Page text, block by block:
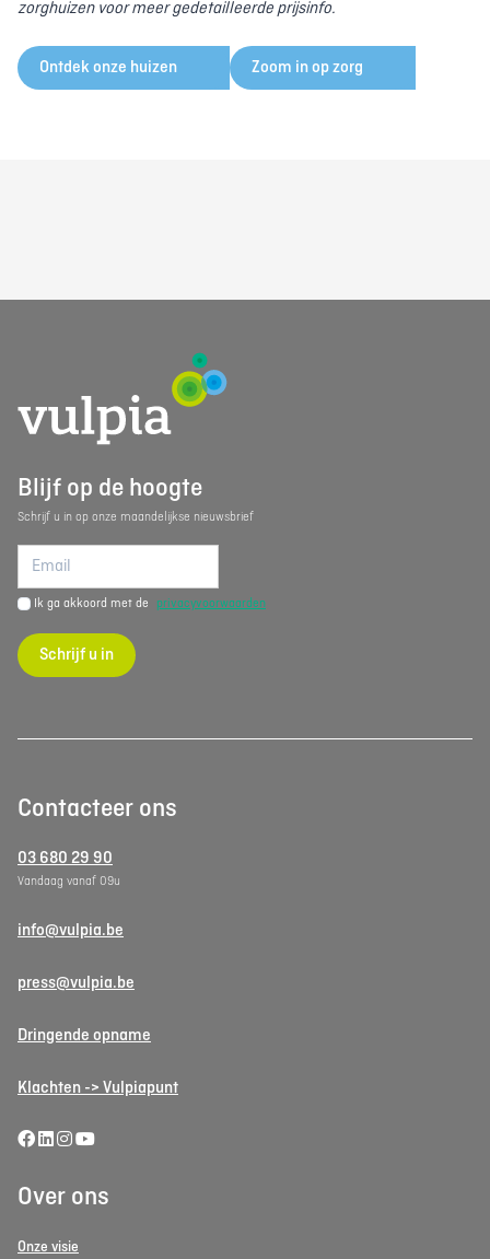
zorghuizen voor meer gedetailleerde prijsinfo.
Ontdek onze huizen Zoom in op zorg
Blijf op de hoogte
Schrijf u in op onze maandelijkse nieuwsbrief
Ik ga akkoord met de privacyvoorwaarden
Schrijf u in
Contacteer ons
03 680 29 90
Vandaag vanaf 09u
info@vulpia.be
press@vulpia.be
Dringende opname
Klachten -> Vulpiapunt
Over ons
Onze visie